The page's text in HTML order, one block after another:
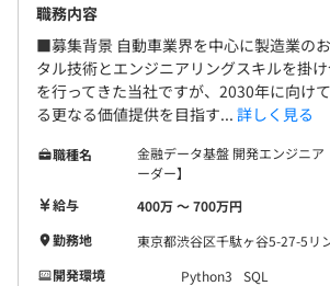
職務内容
■募集背景 自動車業界を中心に製造業の
タル技術とエンジニアリングスキルを掛
を行ってきた当社ですが、2030年に向け
る更なる価値提供を目指す... 詳しく見る
職種名
金融データ基盤 開発エンジニア
ーダー】
給与
400万 〜 700万円
勤務地
東京都渋谷区千駄ヶ谷5-27-5リ
開発環境
Python3
SQL